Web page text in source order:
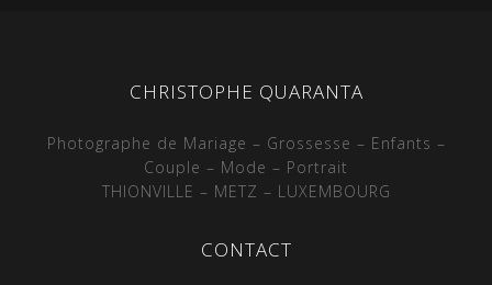
CHRISTOPHE QUARANTA
Photographe de Mariage – Grossesse – Enfants –
Couple – Mode – Portrait
THIONVILLE – METZ – LUXEMBOURG
CONTACT